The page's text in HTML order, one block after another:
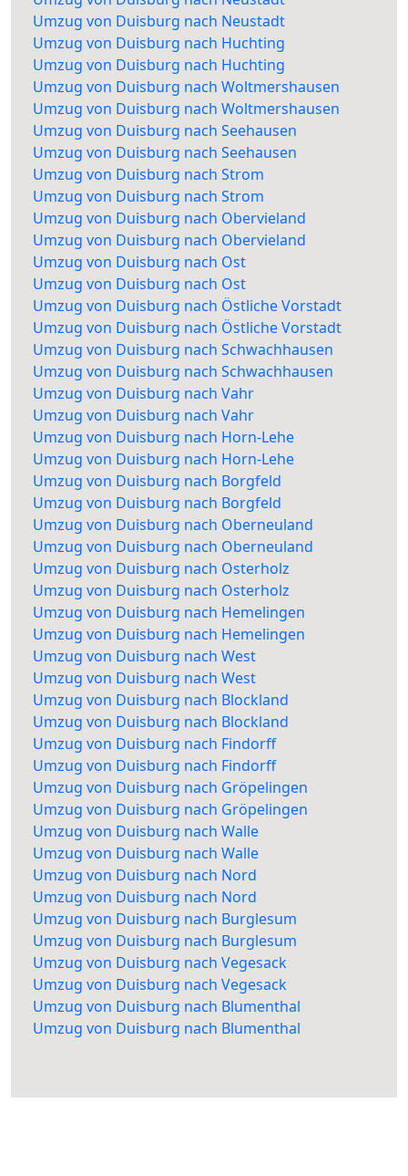
Umzug von Duisburg nach Neustadt
Umzug von Duisburg nach Huchting
Umzug von Duisburg nach Huchting
Umzug von Duisburg nach Woltmershausen
Umzug von Duisburg nach Woltmershausen
Umzug von Duisburg nach Seehausen
Umzug von Duisburg nach Seehausen
Umzug von Duisburg nach Strom
Umzug von Duisburg nach Strom
Umzug von Duisburg nach Obervieland
Umzug von Duisburg nach Obervieland
Umzug von Duisburg nach Ost
Umzug von Duisburg nach Ost
Umzug von Duisburg nach Östliche Vorstadt
Umzug von Duisburg nach Östliche Vorstadt
Umzug von Duisburg nach Schwachhausen
Umzug von Duisburg nach Schwachhausen
Umzug von Duisburg nach Vahr
Umzug von Duisburg nach Vahr
Umzug von Duisburg nach Horn-Lehe
Umzug von Duisburg nach Horn-Lehe
Umzug von Duisburg nach Borgfeld
Umzug von Duisburg nach Borgfeld
Umzug von Duisburg nach Oberneuland
Umzug von Duisburg nach Oberneuland
Umzug von Duisburg nach Osterholz
Umzug von Duisburg nach Osterholz
Umzug von Duisburg nach Hemelingen
Umzug von Duisburg nach Hemelingen
Umzug von Duisburg nach West
Umzug von Duisburg nach West
Umzug von Duisburg nach Blockland
Umzug von Duisburg nach Blockland
Umzug von Duisburg nach Findorff
Umzug von Duisburg nach Findorff
Umzug von Duisburg nach Gröpelingen
Umzug von Duisburg nach Gröpelingen
Umzug von Duisburg nach Walle
Umzug von Duisburg nach Walle
Umzug von Duisburg nach Nord
Umzug von Duisburg nach Nord
Umzug von Duisburg nach Burglesum
Umzug von Duisburg nach Burglesum
Umzug von Duisburg nach Vegesack
Umzug von Duisburg nach Vegesack
Umzug von Duisburg nach Blumenthal
Umzug von Duisburg nach Blumenthal